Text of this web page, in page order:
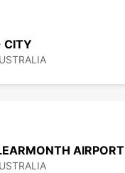
CITY
AIRPORT